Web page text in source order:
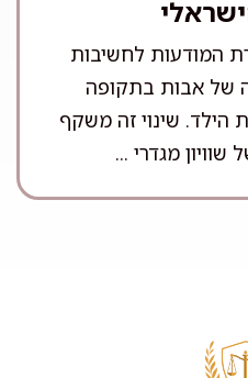
המודעות לחשיבות
של אבות בתקופה
הילד. שינוי זה משקף
מגדרי ...